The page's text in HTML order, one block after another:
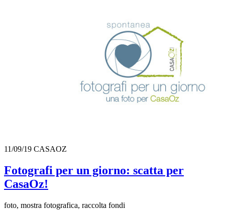
11/09/19 CASAOZ
Fotografi per un giorno: scatta per
CasaOz!
foto, mostra fotografica, raccolta fondi